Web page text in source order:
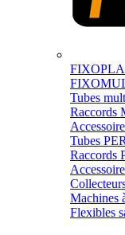
Tubes
Raccords
Tubes PER
Raccords
Machines
Flexibles